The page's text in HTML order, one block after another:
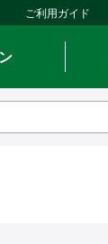
ご利用ガイド